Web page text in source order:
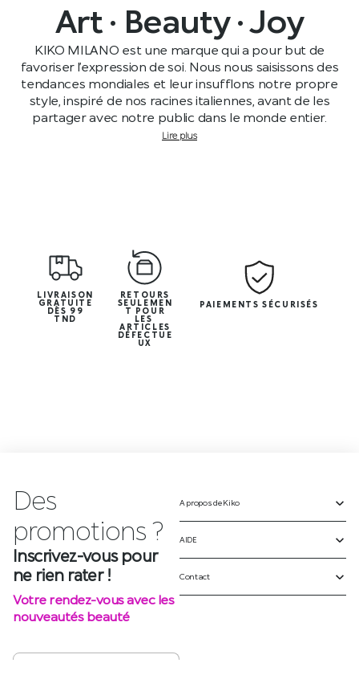
Art · Beauty · Joy
KIKO MILANO est une marque qui a pour but de
favoriser l’expression de soi. Nous nous saisissons des
tendances mondiales et leur insufflons notre propre
style, inspiré de nos racines italiennes, avant de les
partager avec notre public dans le monde entier.
Lire plus
LIVRAISON
GRATUITE
DÈS 99
TND
RETOURS
SEULEMEN
T POUR
LES
ARTICLES
DÉFECTUE
UX
PAIEMENTS SÉCURISÉS
Des
promotions ?
Inscrivez-vous pour
ne rien rater !
Votre rendez-vous avec les
nouveautés beauté
A propos de Kiko
AIDE
Contact